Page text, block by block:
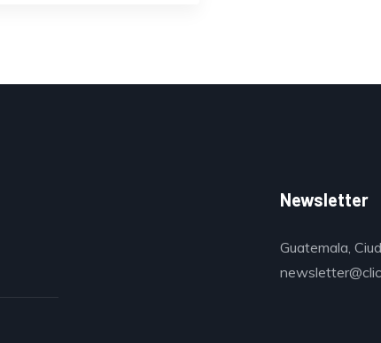
Newsletter
Guatemala,